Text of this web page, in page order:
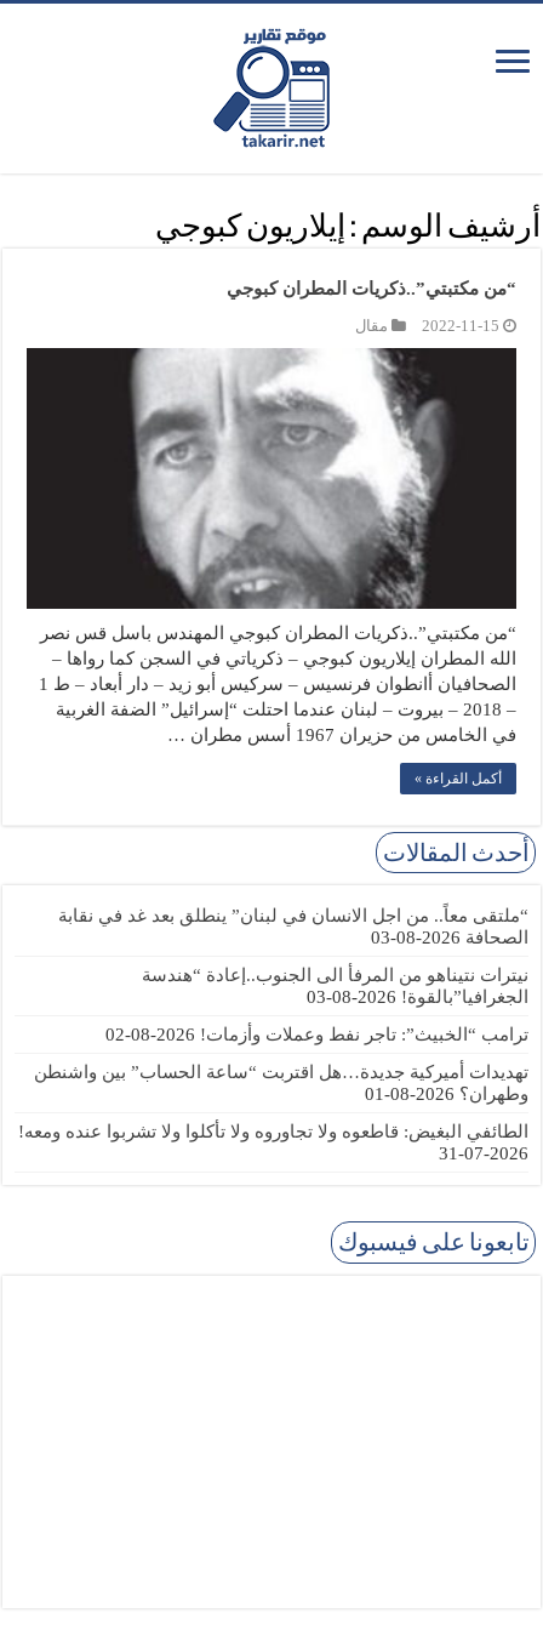
أرشيف الوسم : إيلاريون كبوجي
“من مكتبتي”..ذكريات المطران كبوجي
2022-11-15 مقال
“من مكتبتي”..ذكريات المطران كبوجي المهندس باسل قس نصر
الله المطران إيلاريون كبوجي – ذكرياتي في السجن كما رواها –
الصحافيان أانطوان فرنسيس – سركيس أبو زيد – دار أبعاد – ط 1
– 2018 – بيروت – لبنان عندما احتلت “إسرائيل” الضفة الغربية
في الخامس من حزيران 1967 أسس مطران …
أكمل القراءة »
أحدث المقالات
“ملتقى معاً.. من اجل الانسان في لبنان” ينطلق بعد غد في نقابة
الصحافة 2026-08-03
نيترات نتيناهو من المرفأ الى الجنوب..إعادة “هندسة
الجغرافيا”بالقوة! 2026-08-03
ترامب “الخبيث”: تاجر نفط وعملات وأزمات! 2026-08-02
تهديدات أميركية جديدة…هل اقتربت “ساعة الحساب” بين واشنطن
وطهران؟ 2026-08-01
الطائفي البغيض: قاطعوه ولا تجاوروه ولا تأكلوا ولا تشربوا عنده ومعه!
2026-07-31
تابعونا على فيسبوك